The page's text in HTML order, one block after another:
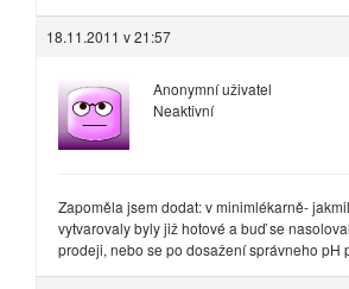
18.11.2011 v 21:57
Anonymní uživatel
Neaktivní
Zapoměla jsem dodat: v minimlékarně-
vytvarovaly byly již hotové a buď se
prodeji, nebo se po dosažení správneho pH